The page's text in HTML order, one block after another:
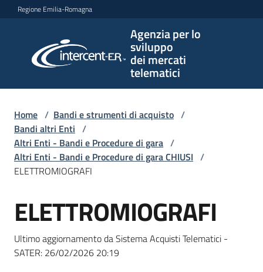
Vai al contenuto
Vai alla navigazione
Vai al footer
Regione Emilia-Romagna
Agenzia per lo
sviluppo
dei mercati
telematici
per lo
sviluppo
telematici
L'Agenzia
Bandi
strumenti
di
Home / Bandi e strumenti di acquisto /
Bandi altri Enti /
Altri Enti - Bandi e Procedure di gara /
Altri Enti - Bandi e Procedure di gara CHIUSI /
ELETTROMIOGRAFI
Salta al contenuto
ELETTROMIOGRAFI
Ultimo aggiornamento da Sistema Acquisti Telematici -
SATER: 26/02/2026 20:19